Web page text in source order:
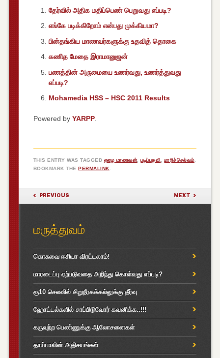
தேர்வில் அதிக மதிப்பெண் பெறுவது எப்படி?
எங்கே படிக்கிறோம் என்பது முக்கியமா?
பின்தங்கிய மாணவர்களுக்கு உதவித் தொகை
கணித மேதை இராமானுஜன்
பணத்தின் அருமையை உணர்வது, உணர்த்துவது
எப்படி?
Mohamedia HSS – HSC 2011 Results
Powered by YARPP.
THIS ENTRY WAS TAGGED ஏழை மாணவன் ,படிப்புதவி ,மாரிச்செல்வம்.
BOOKMARK THEPERMALINK
POST NAVIGATION
PREVIOUS NEXT
மருத்துவம்
கொசுவை ஈசியா விரட்டலாம்!
மாரடைப்பு ஏற்படுவதை அறிந்து கொள்வது எப்படி?
ரூ10 செலவில் சிறுநீரகக்கல்லுக்கு தீர்வு
ஹோட்டல்களில் சாப்பிடுவோர் கவனிக்க..!!!
கருவுற்ற பெண்ணுக்கு ஆலோசனைகள்
தாய்பாலின் அதிசயங்கள்